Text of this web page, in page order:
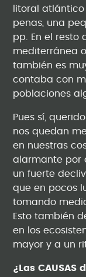
litoral
penas, una
pp. En el resto
mediterránea
también es
contaba con
poblaciones
Pues sí,
nos quedan
en nuestras
alarmante por
un fuerte
que en pocos
tomando
Esto también
en los
mayor y a un
¿Las CAUSAS